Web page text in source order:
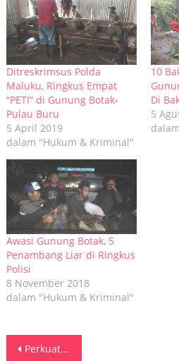
Ditreskrimsus Polda
Maluku, Ringkus Empat
“PETI” di Gunung Botak-
Pulau Buru
5 April 2019
dalam "Hukum & Kriminal"
10
Di
5
Awasi Gunung Botak, 5
Penambang Liar di Ringkus
Polisi
8 November 2018
dalam "Hukum & Kriminal"
Navigasi
Perkuat Silaturahmi, DPD PAN SBB Gelar Buka Puasa Bersama